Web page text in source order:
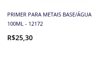
PRIMER PARA METAIS BASE/ÁGUA
100ML - 12172
R$25,30